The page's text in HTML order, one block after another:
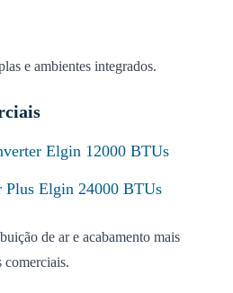
e ambientes integrados.
Elgin 12000 BTUs
Plus Elgin 24000 BTUs
de ar e acabamento mais
comerciais.